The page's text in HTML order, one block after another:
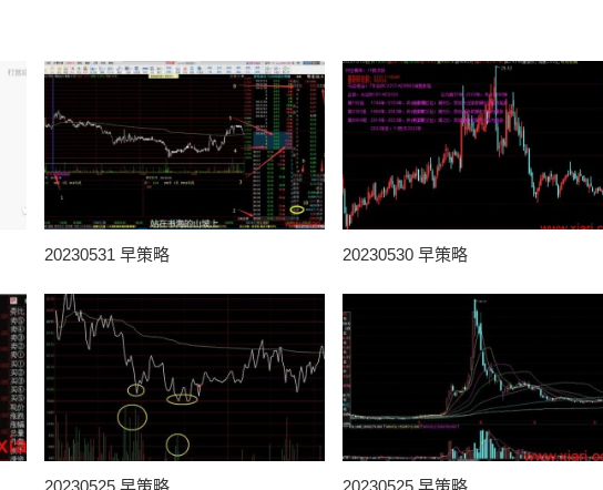
20230531 早策略 20230530 早策略